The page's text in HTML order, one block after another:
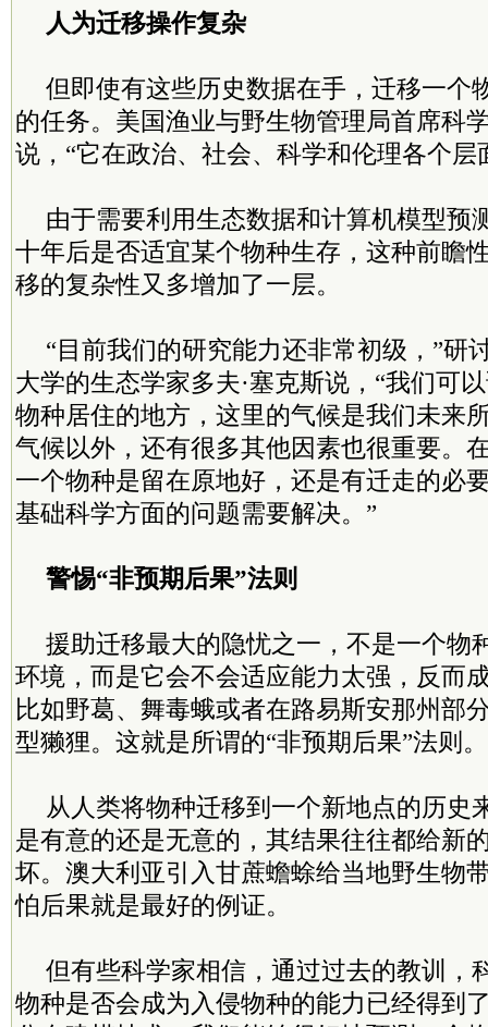
人为迁移操作复杂
但即使有这些历史数据在手，迁移一个
的任务。美国渔业与野生物管理局首席科
说，“它在政治、社会、科学和伦理各个层
由于需要利用生态数据和计算机模型预
十年后是否适宜某个物种生存，这种前瞻
移的复杂性又多增加了一层。
“目前我们的研究能力还非常初级，”研
大学的生态学家多夫·塞克斯说，“我们可
物种居住的地方，这里的气候是我们未
气候以外，还有很多其他因素也很重要。
一个物种是留在原地好，还是有迁走的必
基础科学方面的问题需要解决。”
警惕“非预期后果”法则
援助迁移最大的隐忧之一，不是一个物
环境，而是它会不会适应能力太强，反而
比如野葛、舞毒蛾或者在路易斯安那州部
型獭狸。这就是所谓的“非预期后果”法则。
从人类将物种迁移到一个新地点的历史
是有意的还是无意的，其结果往往都给新
坏。澳大利亚引入甘蔗蟾蜍给当地野生物
怕后果就是最好的例证。
但有些科学家相信，通过过去的教训，
物种是否会成为入侵物种的能力已经得到